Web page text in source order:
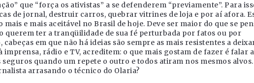
que “força os ativistas” a se defenderem “previamente”. Para
de jornal, destruir carros, quebrar vitrines de loja e por aí afora.
e mais aceitável no Brasil de hoje. Deve ser maior do que se
querem ter a tranqüilidade de sua fé perturbada por fatos ou por
em que não há ideias são sempre as mais resistentes a
rádio e TV, acreditem: o que mais gostam de fazer é falar
seguros quando um repete o outro e todos atiram nos mesmos
arrasando o técnico do Olaria?